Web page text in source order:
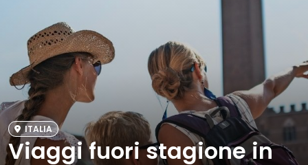
ITALIA
Viaggi fuori stagione in